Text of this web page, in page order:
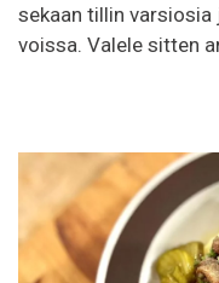
sekaan tillin varsiosia
voissa. Valele sitten